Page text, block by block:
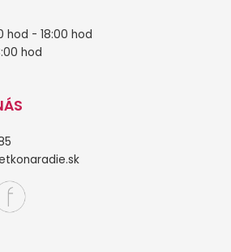
hod - 18:00 hod
hod